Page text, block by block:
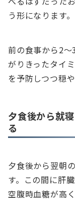
う形になります。
前の食事から2
がりきったタイ
を予防しつつ穏
夕食後から就
る
夕食後から翌朝
す。この間に肝
空腹時血糖が高